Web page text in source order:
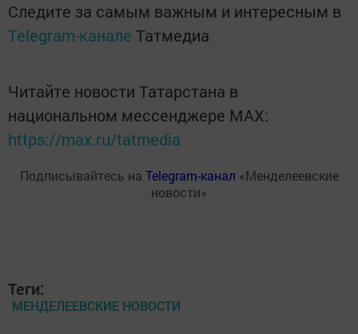
Следите за самым важным и интересным в
Telegram-канале Татмедиа
Читайте новости Татарстана в
национальном мессенджере MАХ:
https://max.ru/tatmedia
Подписывайтесь на Telegram-канал «Менделеевские
новости»
Теги:
МЕНДЕЛЕЕВСКИЕ НОВОСТИ